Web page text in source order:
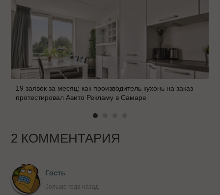
19 заявок за месяц: как производитель кухонь на заказ
протестировал Авито Рекламу в Самаре
2 КОММЕНТАРИЯ
Гость
больше года назад